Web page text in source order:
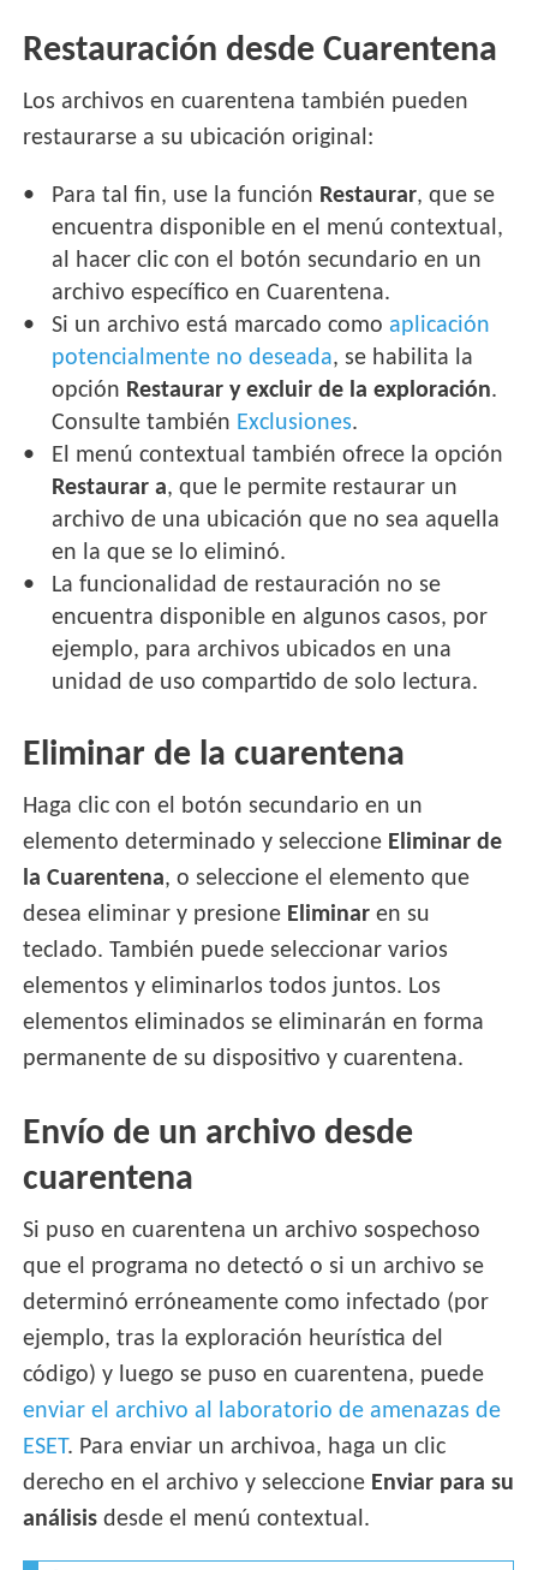
Restauración desde Cuarentena
Los archivos en cuarentena también pueden
restaurarse a su ubicación original:
Para tal fin, use la función Restaurar, que se
encuentra disponible en el menú contextual,
al hacer clic con el botón secundario en un
archivo específico en Cuarentena.
Si un archivo está marcado comoaplicación
potencialmente no deseada, se habilita la
opción Restaurar y excluir de la exploración.
Consulte también Exclusiones.
El menú contextual también ofrece la opción
Restaurar a, que le permite restaurar un
archivo de una ubicación que no sea aquella
en la que se lo eliminó.
La funcionalidad de restauración no se
encuentra disponible en algunos casos, por
ejemplo, para archivos ubicados en una
unidad de uso compartido de solo lectura.
Eliminar de la cuarentena
Haga clic con el botón secundario en un
elemento determinado y seleccione Eliminar de
la Cuarentena, o seleccione el elemento que
desea eliminar y presione Eliminar en su
teclado. También puede seleccionar varios
elementos y eliminarlos todos juntos. Los
elementos eliminados se eliminarán en forma
permanente de su dispositivo y cuarentena.
Envío de un archivo desde
cuarentena
Si puso en cuarentena un archivo sospechoso
que el programa no detectó o si un archivo se
determinó erróneamente como infectado (por
ejemplo, tras la exploración heurística del
código) y luego se puso en cuarentena, puede
enviar el archivo al laboratorio de amenazas de
ESET. Para enviar un archivoa, haga un clic
derecho en el archivo y seleccione Enviar para su
análisis desde el menú contextual.